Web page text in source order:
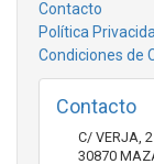
Contacto
Política
Condiciones de
Contacto
C/ VERJA,
30870